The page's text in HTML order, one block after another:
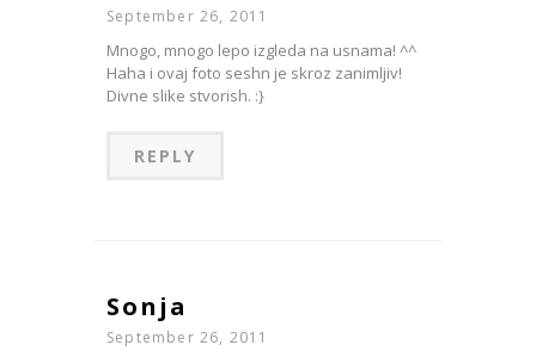
September 26, 2011
Mnogo, mnogo lepo izgleda na usnama! ^^
Haha i ovaj foto seshn je skroz zanimljiv!
Divne slike stvorish. :}
REPLY
Sonja
September 26, 2011